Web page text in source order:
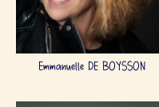
Emmanuelle DE BOYSSON